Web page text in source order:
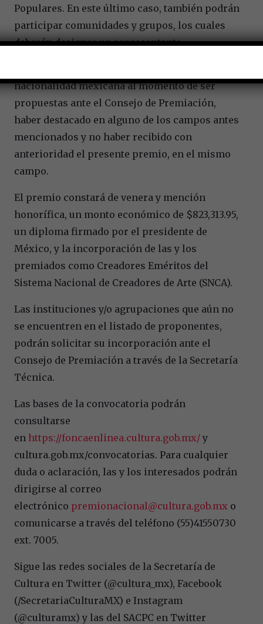
Populares. En este último caso, también podrán
participar comunidades y grupos, los cuales
deberán designar un representante.
nacionalidad mexicana al momento de ser
propuestas ante el Consejo de Premiación,
haber destacado en alguno de los campos antes
mencionados y no haber recibido con
anterioridad el presente premio, en el mismo
campo.
El premio constará de venera y mención
honorífica, un monto económico de $823,313.95,
un diploma firmado por el presidente de
México, y la incorporación de las y los
premiados como Creadores Eméritos del
Sistema Nacional de Creadores de Arte (SNCA).
Las instituciones y/o agrupaciones que aún no
se encuentren en el listado de proponentes,
podrán solicitar su incorporación ante el
Consejo de Premiación a través de la Secretaría
Técnica.
Las bases de la convocatoria podrán
consultarse
en https://foncaenlinea.cultura.gob.mx/y
cultura.gob.mx/convocatorias. Para cualquier
duda o aclaración, las y los interesados podrán
dirigirse al correo
electrónico premionacional@cultura.gob.mx o
comunicarse a través del teléfono (55)41550730
ext. 7005.
Sigue las redes sociales de la Secretaría de
Cultura en Twitter (@cultura_mx), Facebook
(/SecretariaCulturaMX) e Instagram
(@culturamx) y las del SACPC en Twitter